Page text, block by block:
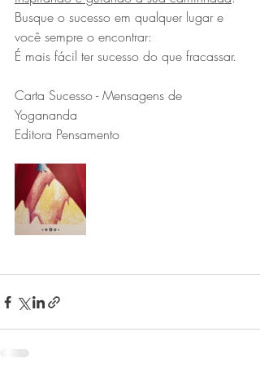
Busque o sucesso em qualquer lugar e
você sempre o encontrar:
É mais fácil ter sucesso do que fracassar.
Carta Sucesso - Mensagens de
Yogananda
Editora Pensamento